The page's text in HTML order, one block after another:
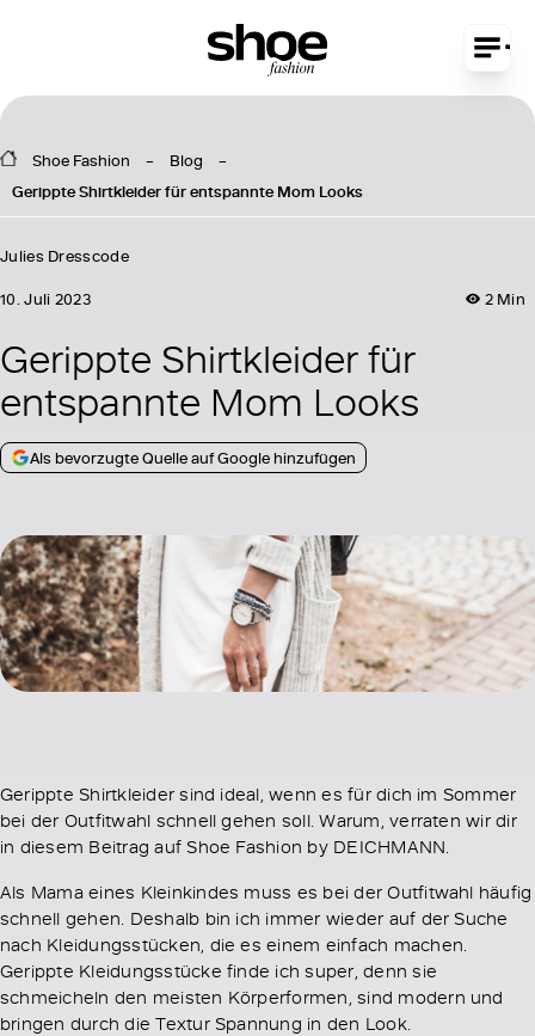
Shoe Fashion
Blog
Gerippte Shirtkleider für entspannte Mom Looks
Julies Dresscode
2 Min
10. Juli 2023
Gerippte Shirtkleider für
entspannte Mom Looks
Als bevorzugte Quelle auf Google hinzufügen
Gerippte Shirtkleider sind ideal, wenn es für dich im Sommer
bei der Outfitwahl schnell gehen soll. Warum, verraten wir dir
in diesem Beitrag auf Shoe Fashion by DEICHMANN.
Als Mama eines Kleinkindes muss es bei der Outfitwahl häufig
schnell gehen. Deshalb bin ich immer wieder auf der Suche
nach Kleidungsstücken, die es einem einfach machen.
Gerippte Kleidungsstücke finde ich super, denn sie
schmeicheln den meisten Körperformen, sind modern und
bringen durch die Textur Spannung in den Look.